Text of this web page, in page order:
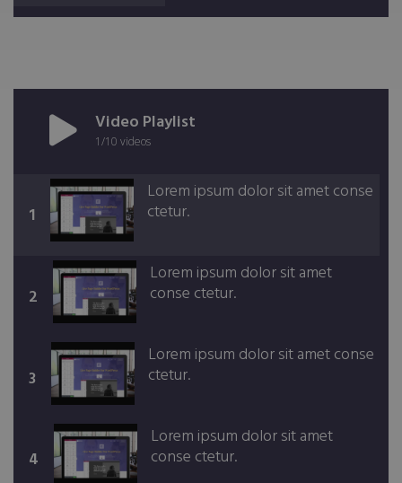
Video Playlist
1/10 videos
1
Lorem ipsum dolor sit amet conse
ctetur.
2
Lorem ipsum dolor sit amet
conse ctetur.
3
Lorem ipsum dolor sit amet conse
ctetur.
4
Lorem ipsum dolor sit amet
conse ctetur.